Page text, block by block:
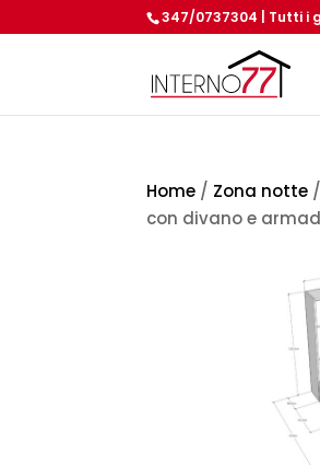
347/0737304 | Tutti i
Home / Zona notte /
con divano e